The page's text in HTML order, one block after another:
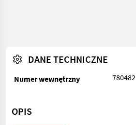
DANE TECHNICZNE
Numer wewnętrzny 780482
OPIS